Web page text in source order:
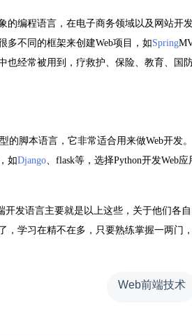
的编程语言，在电子商务领域以及网站
多不同的框架来创建Web项目，如Spring
也经常被用到，疗救护、保险、教育、国
的脚本语言，它非常适合用来做Web开
如Django、flask等，选择Python开发Web
发语言主要就是以上这些，关于他们各
，学习在精不在多，只要熟练掌握一两门
Web前端技术